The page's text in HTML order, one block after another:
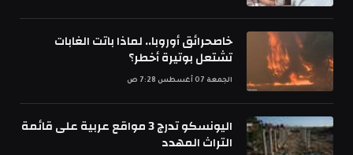
خاصحرائق أوروبا.. لماذا باتت الغابات
تشتعل بوتيرة أخطر؟
الجمعة 07 أغسطس 7:28 ص
اليونسكو تدرج 3 مواقع عربية على قائمة
التراث المهدد